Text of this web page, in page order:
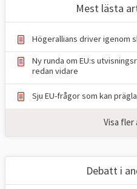
Alla personer som
och alla som söker
Det gäller även dem
Screeningen
att bedöma
tortyr)
Identifiering
Mest lästa
Högerallians driver igenom
Ny runda om EU:s
redan vidare
Sju EU-frågor som kan
Visa fler
Debatt i